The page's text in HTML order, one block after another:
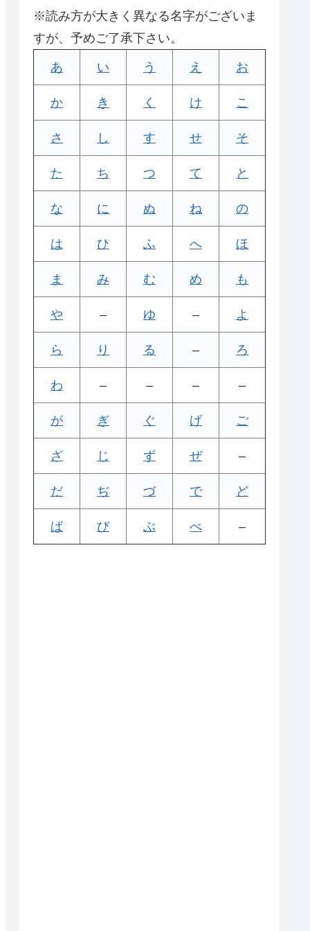
※読み方が大きく異なる名字がございま
すが、予めご了承下さい。
あ い う え お
か き く け こ
さ し す せ そ
た ち つ て と
な に ぬ ね の
は ひ ふ へ ほ
ま み む め も
や – ゆ – よ
ら り る – ろ
わ – – – –
が ぎ ぐ げ ご
ざ じ ず ぜ –
だ ぢ づ で ど
ば び ぶ べ –